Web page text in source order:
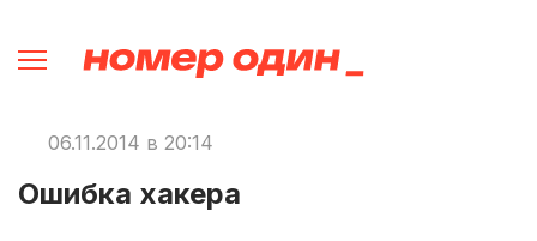
06.11.2014 в 20:14
Ошибка хакера